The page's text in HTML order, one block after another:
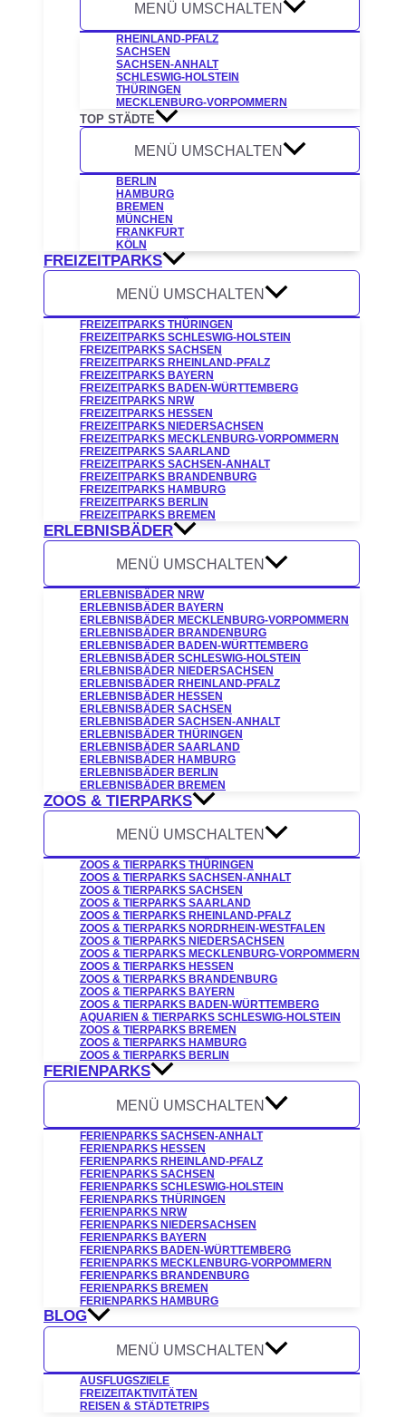
MENÜ UMSCHALTEN
RHEINLAND-PFALZ
SACHSEN
SACHSEN-ANHALT
SCHLESWIG-HOLSTEIN
THÜRINGEN
MECKLENBURG-VORPOMMERN
TOP STÄDTE
MENÜ UMSCHALTEN
BERLIN
HAMBURG
BREMEN
MÜNCHEN
FRANKFURT
KÖLN
FREIZEITPARKS
MENÜ UMSCHALTEN
FREIZEITPARKS THÜRINGEN
FREIZEITPARKS SCHLESWIG-HOLSTEIN
FREIZEITPARKS SACHSEN
FREIZEITPARKS RHEINLAND-PFALZ
FREIZEITPARKS BAYERN
FREIZEITPARKS BADEN-WÜRTTEMBERG
FREIZEITPARKS NRW
FREIZEITPARKS HESSEN
FREIZEITPARKS NIEDERSACHSEN
FREIZEITPARKS MECKLENBURG-VORPOMMERN
FREIZEITPARKS SAARLAND
FREIZEITPARKS SACHSEN-ANHALT
FREIZEITPARKS BRANDENBURG
FREIZEITPARKS HAMBURG
FREIZEITPARKS BERLIN
FREIZEITPARKS BREMEN
ERLEBNISBÄDER
MENÜ UMSCHALTEN
ERLEBNISBÄDER NRW
ERLEBNISBÄDER BAYERN
ERLEBNISBÄDER MECKLENBURG-VORPOMMERN
ERLEBNISBÄDER BRANDENBURG
ERLEBNISBÄDER BADEN-WÜRTTEMBERG
ERLEBNISBÄDER SCHLESWIG-HOLSTEIN
ERLEBNISBÄDER NIEDERSACHSEN
ERLEBNISBÄDER RHEINLAND-PFALZ
ERLEBNISBÄDER HESSEN
ERLEBNISBÄDER SACHSEN
ERLEBNISBÄDER SACHSEN-ANHALT
ERLEBNISBÄDER THÜRINGEN
ERLEBNISBÄDER SAARLAND
ERLEBNISBÄDER HAMBURG
ERLEBNISBÄDER BERLIN
ERLEBNISBÄDER BREMEN
ZOOS & TIERPARKS
MENÜ UMSCHALTEN
ZOOS & TIERPARKS THÜRINGEN
ZOOS & TIERPARKS SACHSEN-ANHALT
ZOOS & TIERPARKS SACHSEN
ZOOS & TIERPARKS SAARLAND
ZOOS & TIERPARKS RHEINLAND-PFALZ
ZOOS & TIERPARKS NORDRHEIN-WESTFALEN
ZOOS & TIERPARKS NIEDERSACHSEN
ZOOS & TIERPARKS MECKLENBURG-VORPOMMERN
ZOOS & TIERPARKS HESSEN
ZOOS & TIERPARKS BRANDENBURG
ZOOS & TIERPARKS BAYERN
ZOOS & TIERPARKS BADEN-WÜRTTEMBERG
AQUARIEN & TIERPARKS SCHLESWIG-HOLSTEIN
ZOOS & TIERPARKS BREMEN
ZOOS & TIERPARKS HAMBURG
ZOOS & TIERPARKS BERLIN
FERIENPARKS
MENÜ UMSCHALTEN
FERIENPARKS SACHSEN-ANHALT
FERIENPARKS HESSEN
FERIENPARKS RHEINLAND-PFALZ
FERIENPARKS SACHSEN
FERIENPARKS SCHLESWIG-HOLSTEIN
FERIENPARKS THÜRINGEN
FERIENPARKS NRW
FERIENPARKS NIEDERSACHSEN
FERIENPARKS BAYERN
FERIENPARKS BADEN-WÜRTTEMBERG
FERIENPARKS MECKLENBURG-VORPOMMERN
FERIENPARKS BRANDENBURG
FERIENPARKS BREMEN
FERIENPARKS HAMBURG
BLOG
MENÜ UMSCHALTEN
AUSFLUGSZIELE
FREIZEITAKTIVITÄTEN
REISEN & STÄDTETRIPS